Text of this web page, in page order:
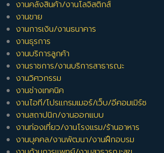
งานคลังสินค้า/งานโลจิสติกส์
งานขาย
งานการเงิน/งานธนาคาร
งานธุรการ
งานบริการลูกค้า
งานราชการ/งานบริการสาธารณะ
งานวิศวกรรม
งานช่างเทคนิค
งานไอที/โปรแกรมเมอร์/เว็บ/อีคอมเมิร์ซ
งานสถาปนิก/งานออกแบบ
งานท่องเที่ยว/งานโรงแรม/ร้านอาหาร
งานบุคคล/งานพัฒนา/งานฝึกอบรม